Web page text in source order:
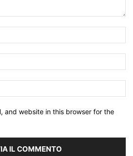
and website in this browser for the